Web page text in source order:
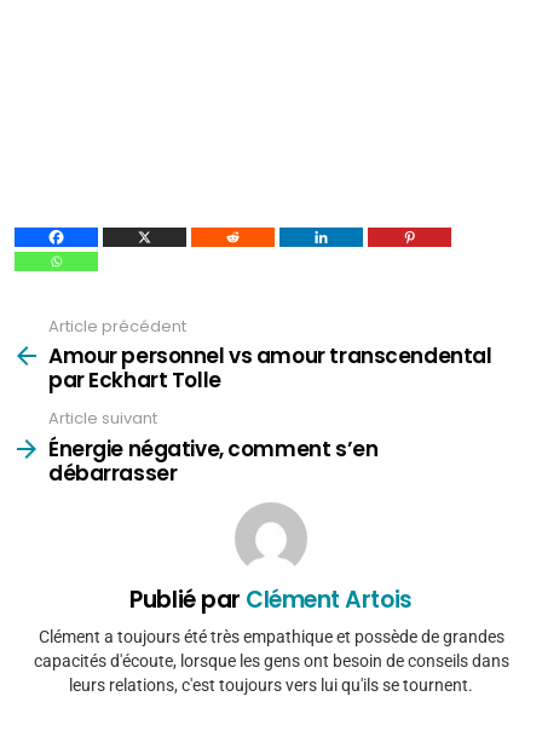
plus
Article précédent
Amour personnel vs amour transcendental
par Eckhart Tolle
Article suivant
Énergie négative, comment s’en
débarrasser
Publié par Clément Artois
Clément a toujours été très empathique et possède de grandes
capacités d'écoute, lorsque les gens ont besoin de conseils dans
leurs relations, c'est toujours vers lui qu'ils se tournent.